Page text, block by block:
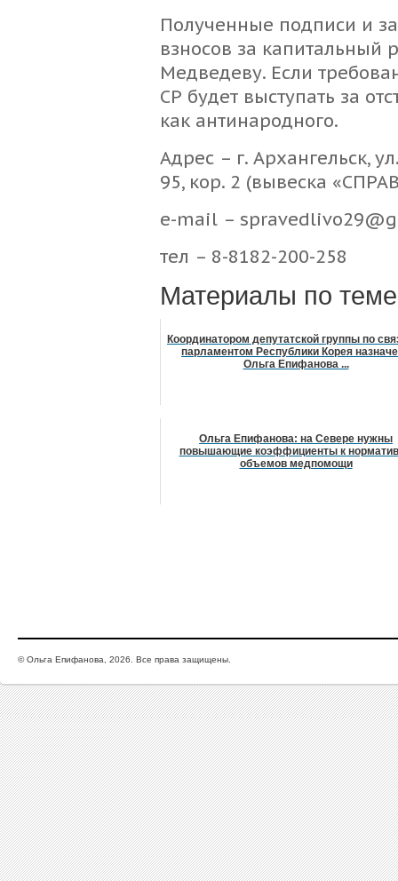
Полученные подписи и
взносов за
Медведеву. Если
СР будет выступать за
как антинародного.
Адрес – г. Архангельск,
95, кор. 2 (вывеска
e-mail –
тел – 8-8182-200-258
Материалы по
Координатором депутатской группы по
парламентом Республики Корея
Ольга Епифанова ...
Ольга Епифанова: на Севере нужны
повышающие коэффициенты к
объемов медпомощи
© Ольга Епифанова, 2026. Все права защищены.